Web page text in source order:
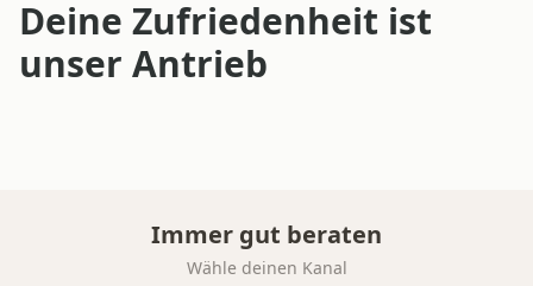
Deine Zufriedenheit ist
unser Antrieb
Immer gut beraten
Wähle deinen Kanal